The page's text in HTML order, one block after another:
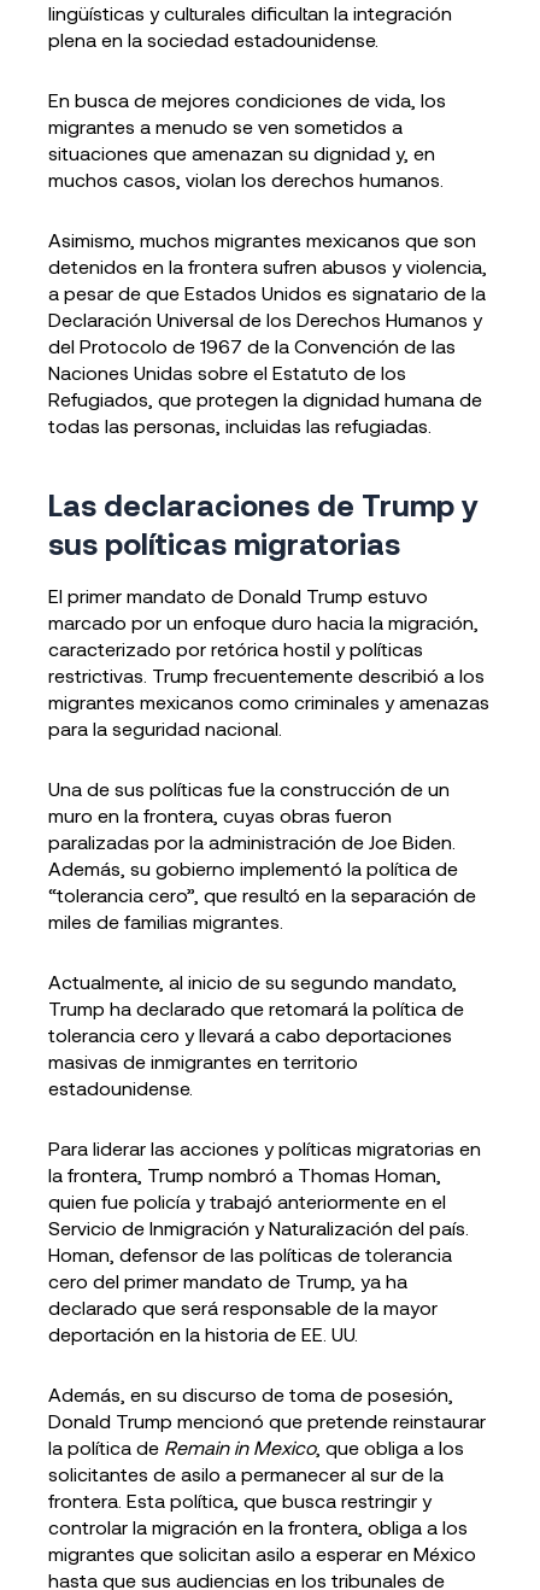
lingüísticas y culturales dificultan la integración
plena en la sociedad estadounidense.
En busca de mejores condiciones de vida, los
migrantes a menudo se ven sometidos a
situaciones que amenazan su dignidad y, en
muchos casos, violan los derechos humanos.
Asimismo, muchos migrantes mexicanos que son
detenidos en la frontera sufren abusos y violencia,
a pesar de que Estados Unidos es signatario de la
Declaración Universal de los Derechos Humanos y
del Protocolo de 1967 de la Convención de las
Naciones Unidas sobre el Estatuto de los
Refugiados, que protegen la dignidad humana de
todas las personas, incluidas las refugiadas.
Las declaraciones de Trump y
sus políticas migratorias
El primer mandato de Donald Trump estuvo
marcado por un enfoque duro hacia la migración,
caracterizado por retórica hostil y políticas
restrictivas. Trump frecuentemente describió a los
migrantes mexicanos como criminales y amenazas
para la seguridad nacional.
Una de sus políticas fue la construcción de un
muro en la frontera, cuyas obras fueron
paralizadas por la administración de Joe Biden.
Además, su gobierno implementó la política de
“tolerancia cero”, que resultó en la separación de
miles de familias migrantes.
Actualmente, al inicio de su segundo mandato,
Trump ha declarado que retomará la política de
tolerancia cero y llevará a cabo deportaciones
masivas de inmigrantes en territorio
estadounidense.
Para liderar las acciones y políticas migratorias en
la frontera, Trump nombró a Thomas Homan,
quien fue policía y trabajó anteriormente en el
Servicio de Inmigración y Naturalización del país.
Homan, defensor de las políticas de tolerancia
cero del primer mandato de Trump, ya ha
declarado que será responsable de la mayor
deportación en la historia de EE. UU.
Además, en su discurso de toma de posesión,
Donald Trump mencionó que pretende reinstaurar
la política de Remain in Mexico, que obliga a los
solicitantes de asilo a permanecer al sur de la
frontera. Esta política, que busca restringir y
controlar la migración en la frontera, obliga a los
migrantes que solicitan asilo a esperar en México
hasta que sus audiencias en los tribunales de